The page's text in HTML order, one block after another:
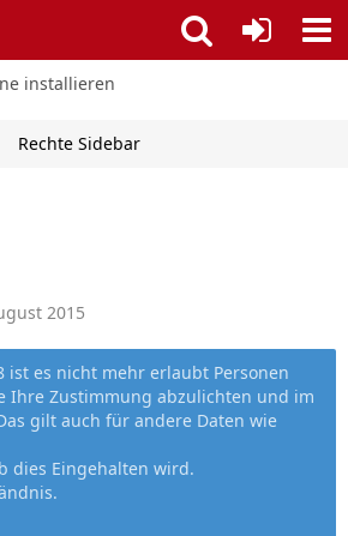
installieren
2015
ist es nicht mehr erlaubt Personen
Ihre Zustimmung abzulichten und im
gilt auch für andere Daten wie
dies Eingehalten wird.